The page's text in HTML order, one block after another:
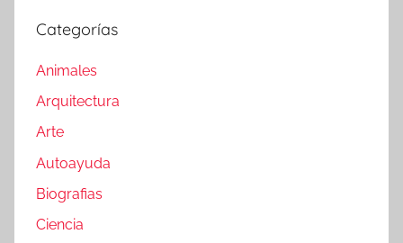
Categorías
Animales
Arquitectura
Arte
Autoayuda
Biografias
Ciencia